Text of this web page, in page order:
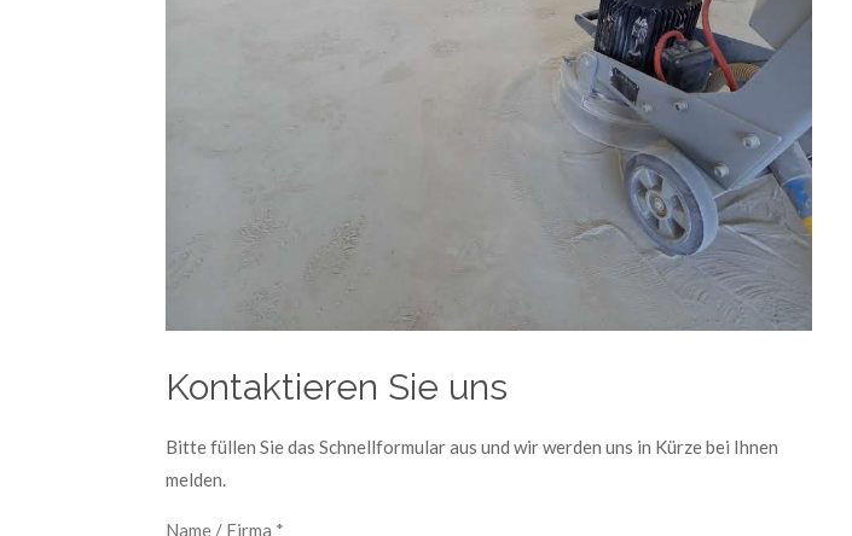
Kontaktieren Sie uns
Bitte füllen Sie das Schnellformular aus und wir werden uns in Kürze bei Ihnen
melden.
Name / Firma *